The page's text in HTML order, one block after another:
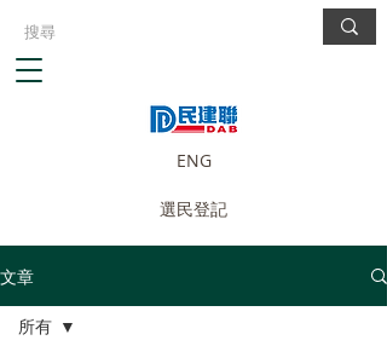
ENG
選民登記
文章
所有